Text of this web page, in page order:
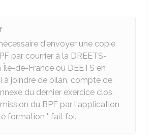
d'envoyer une copie
par courrier à la DREETS-
Île-de-France ou DEETS en
à joindre de bilan, compte de
du dernier exercice clos.
du BPF par l'application
formation " fait foi.